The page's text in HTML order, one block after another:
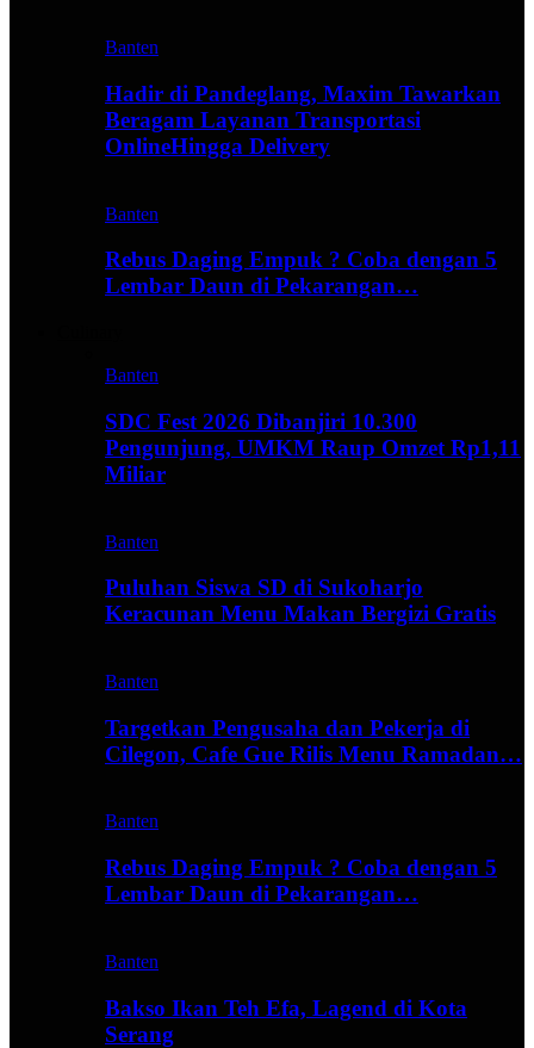
Banten
Hadir di Pandeglang, Maxim Tawarkan
Beragam Layanan Transportasi
OnlineHingga Delivery
Banten
Rebus Daging Empuk ? Coba dengan 5
Lembar Daun di Pekarangan…
Banten
SDC Fest 2026 Dibanjiri 10.300
Pengunjung, UMKM Raup Omzet Rp1,11
Miliar
Banten
Puluhan Siswa SD di Sukoharjo
Keracunan Menu Makan Bergizi Gratis
Banten
Targetkan Pengusaha dan Pekerja di
Cilegon, Cafe Gue Rilis Menu Ramadan…
Banten
Rebus Daging Empuk ? Coba dengan 5
Lembar Daun di Pekarangan…
Banten
Bakso Ikan Teh Efa, Lagend di Kota
Serang